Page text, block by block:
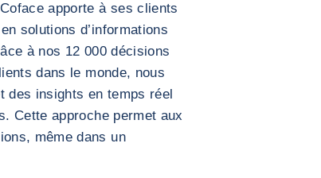
apporte à ses clients
solutions d’informations
à nos 12 000 décisions
dans le monde, nous
des insights en temps réel
Cette approche permet aux
même dans un